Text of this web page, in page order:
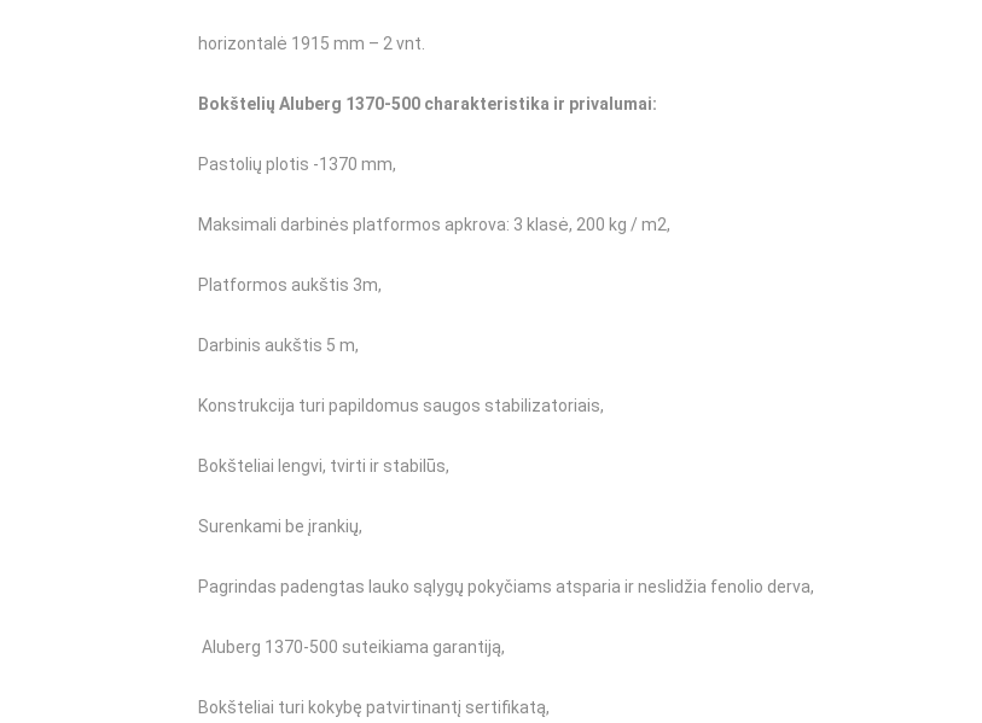
horizontalė 1915 mm – 2 vnt.
Bokštelių Aluberg 1370-500 charakteristika ir privalumai:
Pastolių plotis -1370 mm,
Maksimali darbinės platformos apkrova: 3 klasė, 200 kg / m2,
Platformos aukštis 3m,
Darbinis aukštis 5 m,
Konstrukcija turi papildomus saugos stabilizatoriais,
Bokšteliai lengvi, tvirti ir stabilūs,
Surenkami be įrankių,
Pagrindas padengtas lauko sąlygų pokyčiams atsparia ir neslidžia fenolio derva,
Aluberg 1370-500 suteikiama garantiją,
Bokšteliai turi kokybę patvirtinantį sertifikatą,